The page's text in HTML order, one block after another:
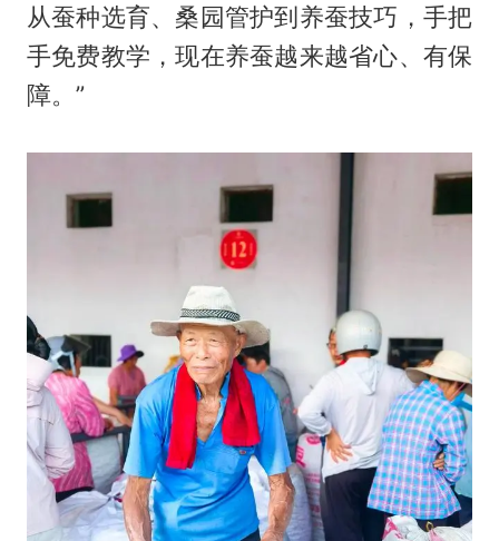
从蚕种选育、桑园管护到养蚕技巧，手把
手免费教学，现在养蚕越来越省心、有保
障。”